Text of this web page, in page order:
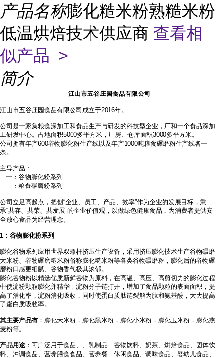
产品名称膨化糙米粉熟糙米粉
低温烘焙技术供应商 查看相
似产品 >
简介
江山市五谷庄园食品有限公司
江山市五谷庄园食品有限公司成立于2016年。
公司是一家集粮食深加工和食品生产与研发的科技型企业，厂和一个食品深加
工研发中心。占地面积5000多平方米，厂房、仓库面积3000多平方米。
公司拥有年产600谷物膨化粉生产线以及年产1000吨粮食碾磨粉生产线各一
条。
主导产品：
一：谷物膨化粉系列
二：粮食碾磨粉系列
公司立足高起点，把创 “企业、员工、产品、效率”作为企业的发展目标，秉
承“共存、共荣、共发展”的企业价值观，以做绿色健康食品，为消费者提供安
全放心食品为经营理念。
1 ：谷物膨化粉系列
膨化谷物系列应用世界双螺杆挤压生产设备，采用挤压膨化技术生产谷物碾磨
大米粉、谷物碾磨糙米粉俗称膨化糙米粉等各类谷物碾磨粉，膨化后的谷物碾
磨粉口感更细腻、谷物香气极其浓郁。
膨化谷物粉以精选优质新鲜谷物为原料，在高温、高压、高剪切力的膨化过程
中使淀粉颗粒膨化并精华，淀粉分子链打开，增加了食品颗粒的表面面积，提
高了消化率，淀粉消化吸收，同时使蛋白质肽链裂解为肽和氨基酸，大大提高
了蛋白质吸收率。
其主要产品有 ：膨化大米粉，膨化黑米粉，膨化小米粉，膨化玉米粉，膨化燕
麦粉等。
产品用途 ：可广泛用于食品、 、乳制品、谷物饮料、奶茶、烘焙食品、固体饮
料、冲调食品、营养膳食食品、营养餐、休闲食品、调味食品、婴幼儿食品、